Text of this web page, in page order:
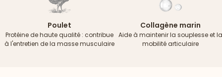
Poulet
Protéine de haute qualité : contribue
à l'entretien de la masse musculaire
Collagène marin
Aide à maintenir la souplesse et la
mobilité articulaire